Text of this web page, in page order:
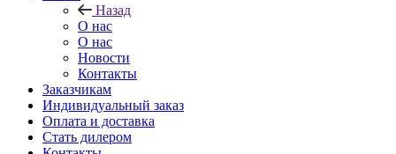
Назад
О нас
О нас
Новости
Контакты
Заказчикам
Индивидуальный заказ
Оплата и доставка
Стать дилером